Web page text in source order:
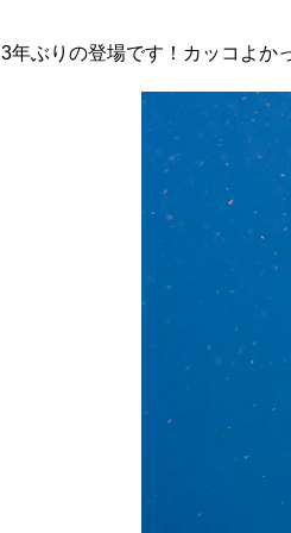
3年ぶりの登場です！カッコよか